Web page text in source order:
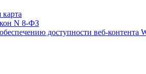
карта
N 8-ФЗ
доступности веб-контента